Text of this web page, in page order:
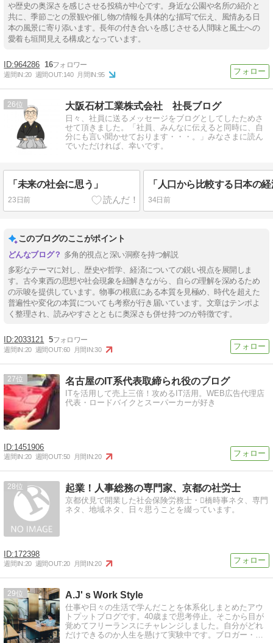
や歴史の奥深さを感じさせる投稿が中心です。身近な公園や名所の紹介と
共に、季節ごとの景観や催し物の情報を具体的な描写で伝え、風情ある日
本の風景に寄り添います。長年の付き合いを感じさせる人間味と風土への
愛着も垣間見える構成となっています。
964286 16
週間IN:20 週間OUT:140 月間IN:95
26 大阪石材工業株式会社 社長ブログ
日々、社員に送るメッセージをブログとしてしたためさ
せて頂きました。「社員、みんなに伝えると同時に、自
分にも言い聞かせております・・・。」みなさまに読ん
でいただければ、幸いです。
「未来の社会に思う」
23日前
「人口から比較する日本の
34日前
このブログのここがポイント
多角的視点と深い洞察を持つ解説
多彩なテーマに対し、歴史や哲学、経済についての鋭い視点を展開しま
す。古今東西の思想や社会現象を紐解きながら、自らの理解を深めるため
の示唆を提供しています。物事の根底にある本質を見極め、時代を超えた
普遍性や変化の本質についても考察が行き届いています。文章はテンポよ
く整理され、読みやすさとともに奥深さも併せ持つのが特徴です。
2033121 5
週間IN:20 週間OUT:60 月間IN:30
27 名古屋のIT系代表取締られ役のブログ
ITを活用して売上三倍！攻めるIT活用。WEB広告代理店
代表・ロードバイクとスーパーカーが好き
1451906
週間IN:20 週間OUT:50 月間IN:20
28 起業！人事総務の専門家、京都の社労士
京都伏見で開業した社会保険労務士・橋時事ネタ、専門
ネタ、地域ネタ、日々思うことを綴っています。
172398
週間IN:20 週間OUT:20 月間IN:20
29 A.J' s Work Style
仕事や日々の生活で学んだことを体系化しまとめたアウ
トプットブログです。40歳まで思考停止。そこから目が
覚めてフリーランスにチャレンジしました。自分がどれ
だけできるのか人生を懸けて実験中です。ブロガー・